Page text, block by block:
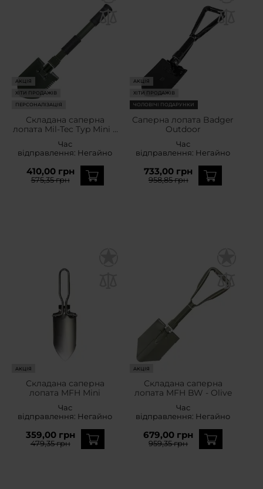
АКЦІЯ
ХІТИ ПРОДАЖІВ
ПЕРСОНАЛІЗАЦІЯ
Складана саперна
лопата Mil-Tec Typ Mini II
Час
відправлення: Негайно
410,00 грн
575,35 грн
АКЦІЯ
ХІТИ ПРОДАЖІВ
ЧОЛОВІЧІ ПОДАРУНКИ
Саперна лопата Badger
Outdoor
Час
відправлення: Негайно
733,00 грн
958,85 грн
АКЦІЯ
Складана саперна
лопата MFH Mini
Час
відправлення: Негайно
359,00 грн
479,35 грн
АКЦІЯ
Складана саперна
лопата MFH BW - Olive
Час
відправлення: Негайно
679,00 грн
959,35 грн